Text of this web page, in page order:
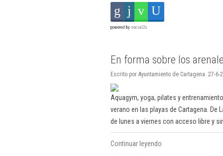
powered by social2s
En forma sobre los
Escrito por Ayuntamiento de Cartagena. 27-6-
Aquagym, yoga, pilates y
verano en las playas de Cartagena. De
de lunes a viernes con acceso libre y
Continuar leyendo